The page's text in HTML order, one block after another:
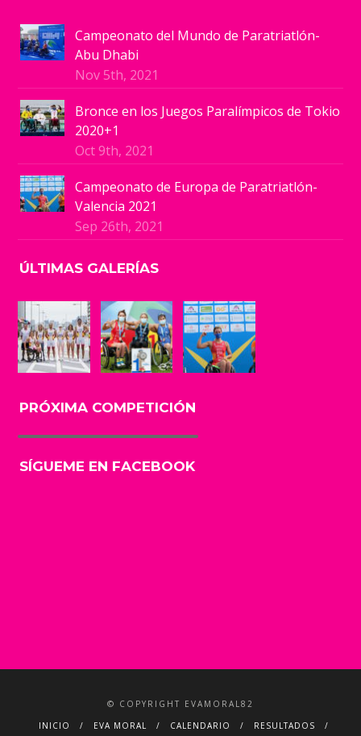
Campeonato del Mundo de Paratriatlón-
Abu Dhabi
Nov 5th, 2021
Bronce en los Juegos Paralímpicos de Tokio
2020+1
Oct 9th, 2021
Campeonato de Europa de Paratriatlón-
Valencia 2021
Sep 26th, 2021
ÚLTIMAS GALERÍAS
PRÓXIMA COMPETICIÓN
SÍGUEME EN FACEBOOK
© COPYRIGHT EVAMORAL82
INICIO
EVA MORAL CALENDARIO
RESULTADOS